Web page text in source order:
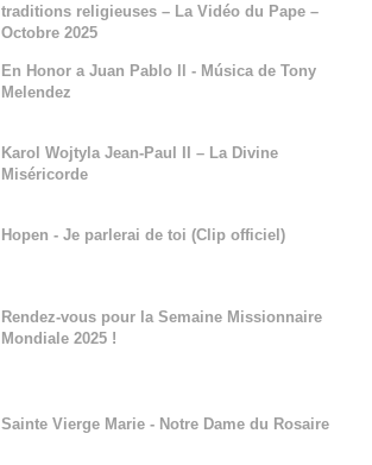
traditions religieuses – La Vidéo du Pape –
Octobre 2025
En Honor a Juan Pablo ll - Música de Tony
Melendez
Karol Wojtyla Jean-Paul II – La Divine
Miséricorde
Hopen - Je parlerai de toi (Clip officiel)
Rendez-vous pour la Semaine Missionnaire
Mondiale 2025 !
Sainte Vierge Marie - Notre Dame du Rosaire